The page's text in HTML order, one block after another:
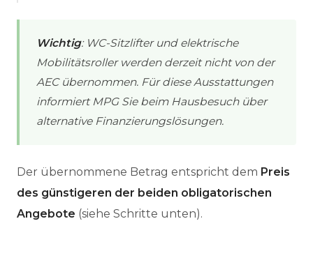
Wichtig: WC-Sitzlifter und elektrische
Mobilitätsroller werden derzeit nicht von der
AEC übernommen. Für diese Ausstattungen
informiert MPG Sie beim Hausbesuch über
alternative Finanzierungslösungen.
Der übernommene Betrag entspricht dem Preis
des günstigeren der beiden obligatorischen
Angebote (siehe Schritte unten).